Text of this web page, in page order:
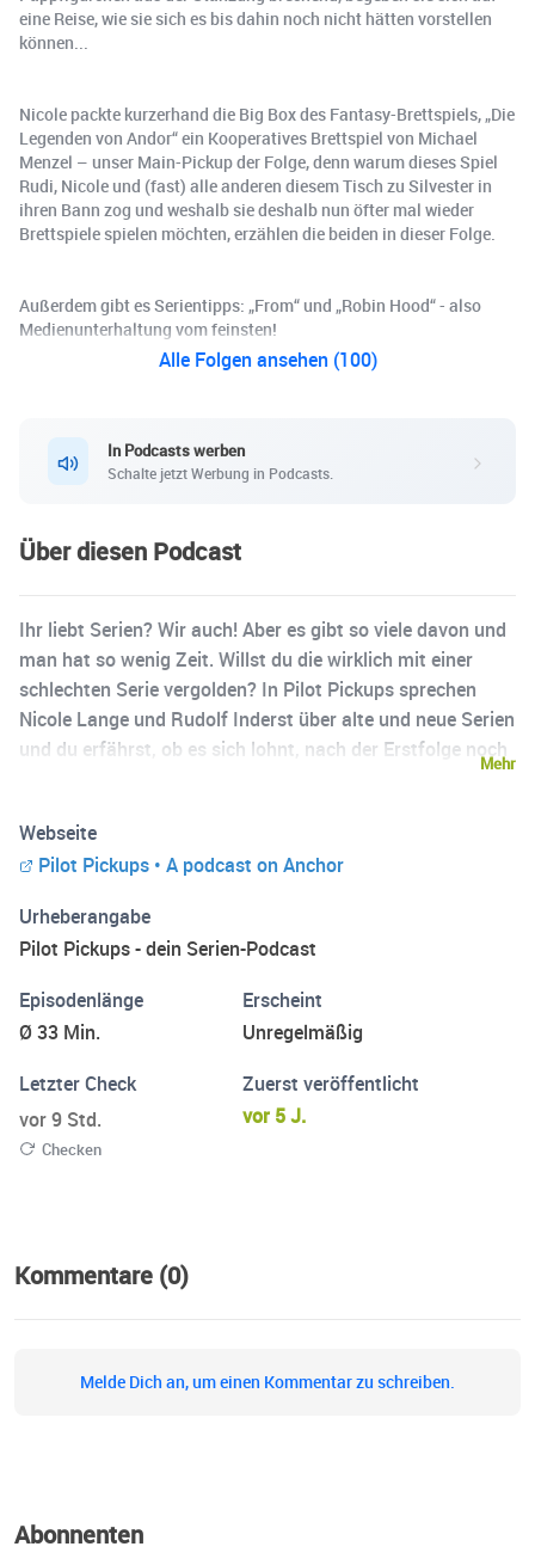
eine Reise, wie sie sich es bis dahin noch nicht hätten vorstellen
können...
Nicole packte kurzerhand die Big Box des Fantasy-Brettspiels, „Die
Legenden von Andor“ ein Kooperatives Brettspiel von Michael
Menzel – unser Main-Pickup der Folge, denn warum dieses Spiel
Rudi, Nicole und (fast) alle anderen diesem Tisch zu Silvester in
ihren Bann zog und weshalb sie deshalb nun öfter mal wieder
Brettspiele spielen möchten, erzählen die beiden in dieser Folge.
Außerdem gibt es Serientipps: „From“ und „Robin Hood“ - also
Medienunterhaltung vom feinsten!
Alle Folgen ansehen (100)
In Podcasts werben
Schalte jetzt Werbung in Podcasts.
Über diesen Podcast
Ihr liebt Serien? Wir auch! Aber es gibt so viele davon und
man hat so wenig Zeit. Willst du die wirklich mit einer
schlechten Serie vergolden? In Pilot Pickups sprechen
Nicole Lange und Rudolf Inderst über alte und neue Serien
und du erfährst, ob es sich lohnt, nach der Erstfolge noch
Animationsserien - bei uns gibt es keine Grenzen. Wir
besprechen u.a. Serien von Netflix, Amazon Prime Video,
ihr hier mit einer neuen Folge rechnen!
Mehr
Webseite
Pilot Pickups • A podcast on Anchor
Urheberangabe
Pilot Pickups - dein Serien-Podcast
Episodenlänge
Ø 33 Min.
Erscheint
Unregelmäßig
Letzter Check
vor 9 Std.
Checken
Zuerst veröffentlicht
vor 5 J.
Kommentare (0)
Melde Dich an, um einen Kommentar zu schreiben.
Abonnenten